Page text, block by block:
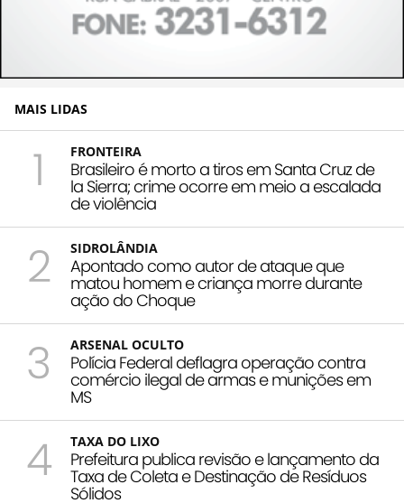
MAIS LIDAS
1 FRONTEIRA
Brasileiro é morto a tiros em Santa Cruz de
la Sierra; crime ocorre em meio a escalada
de violência
2 SIDROLÂNDIA
Apontado como autor de ataque que
matou homem e criança morre durante
ação do Choque
3 ARSENAL OCULTO
Polícia Federal deflagra operação contra
comércio ilegal de armas e munições em
MS
4 TAXA DO LIXO
Prefeitura publica revisão e lançamento da
Taxa de Coleta e Destinação de Resíduos
Sólidos